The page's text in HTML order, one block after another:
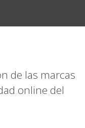
de las marcas
online del